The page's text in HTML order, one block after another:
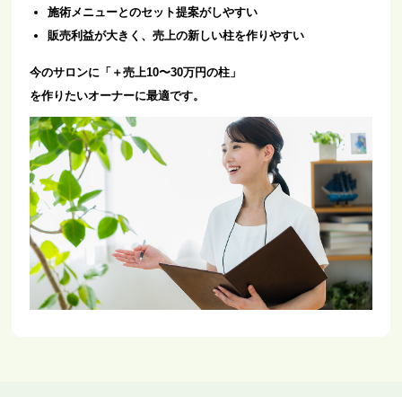
施術メニューとのセット提案がしやすい
販売利益が大きく、売上の新しい柱を作りやすい
今のサロンに「＋売上10〜30万円の柱」
を作りたいオーナーに最適です。